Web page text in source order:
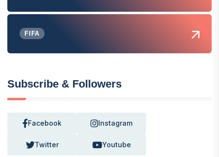
FIFA
Subscribe & Followers
Facebook Instagram
Twitter Youtube